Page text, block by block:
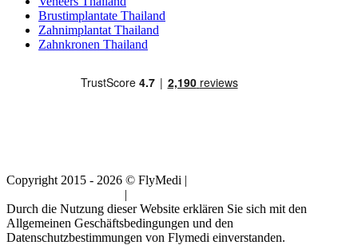
Brustimplantate Thailand
Zahnimplantat Thailand
Zahnkronen Thailand
Copyright 2015 - 2026 © FlyMedi |
|
Durch die Nutzung dieser Website erklären Sie sich mit den
Allgemeinen Geschäftsbedingungen und den
Datenschutzbestimmungen von Flymedi einverstanden.